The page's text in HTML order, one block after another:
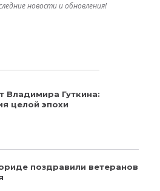
новости и обновления!
Владимира Гуткина:
целой эпохи
поздравили ветеранов